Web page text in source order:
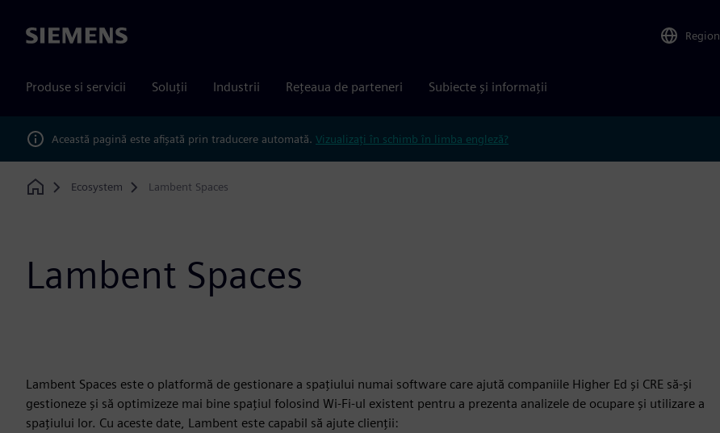
Siemens Region
Produse si servicii Soluții Industrii Rețeaua de parteneri Subiecte și informații
Această pagină este afișată prin traducere automată. Vizualizați în schimb în limba engleză?
Home
Ecosystem Lambent Spaces
Lambent Spaces
Lambent Spaces este o platformă de gestionare a spațiului numai software care ajută companiile Higher Ed și CRE să-și
gestioneze și să optimizeze mai bine spațiul folosind Wi-Fi-ul existent pentru a prezenta analizele de ocupare și utilizare a
spațiului lor. Cu aceste date, Lambent este capabil să ajute clienții: